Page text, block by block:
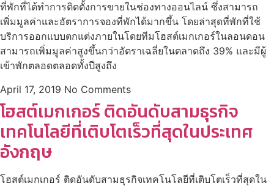
ที่พักที่ได้ทำการติดตั้งการขายในช่องทางออนไลน์ ซึ่งสามารถ
เพิ่มมูลค่าและอัตราการจองที่พักได้มากขึ้น โดยล่าสุดที่พักที่ใช้
บริการออกแบบตกแต่งภายในโดยทีมโฮสต์เมกเกอร์ในลอนดอน
สามารถเพิ่มมูลค่าสูงขึ้นกว่าอัตราเฉลี่ยในตลาดถึง 39% และมีผู้
เข้าพักตลอดตลอดทั้งปีสูงถึง
April 17, 2019 No Comments
โฮสต์เมกเกอร์ ติดอันดับสามธุรกิจ
เทคโนโลยีที่เติบโตเร็วที่สุดในประเทศ
อังกฤษ
โฮสต์เมกเกอร์ ติดอันดับสามธุรกิจเทคโนโลยีที่เติบโตเร็วที่สุดใน